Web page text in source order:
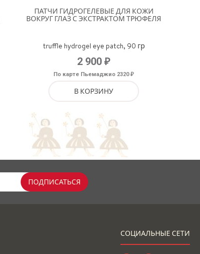
ПАТЧИ ГИДРОГЕЛЕВЫЕ ДЛЯ КОЖИ
ВОКРУГ ГЛАЗ С ЭКСТРАКТОМ ТРЮФЕЛЯ
truffle hydrogel eye patch, 90 гр
2 900 ₽
По карте Пьемаджио 2320₽
В КОРЗИНУ
ПОДПИСАТЬСЯ
СОЦИАЛЬНЫЕ СЕТИ